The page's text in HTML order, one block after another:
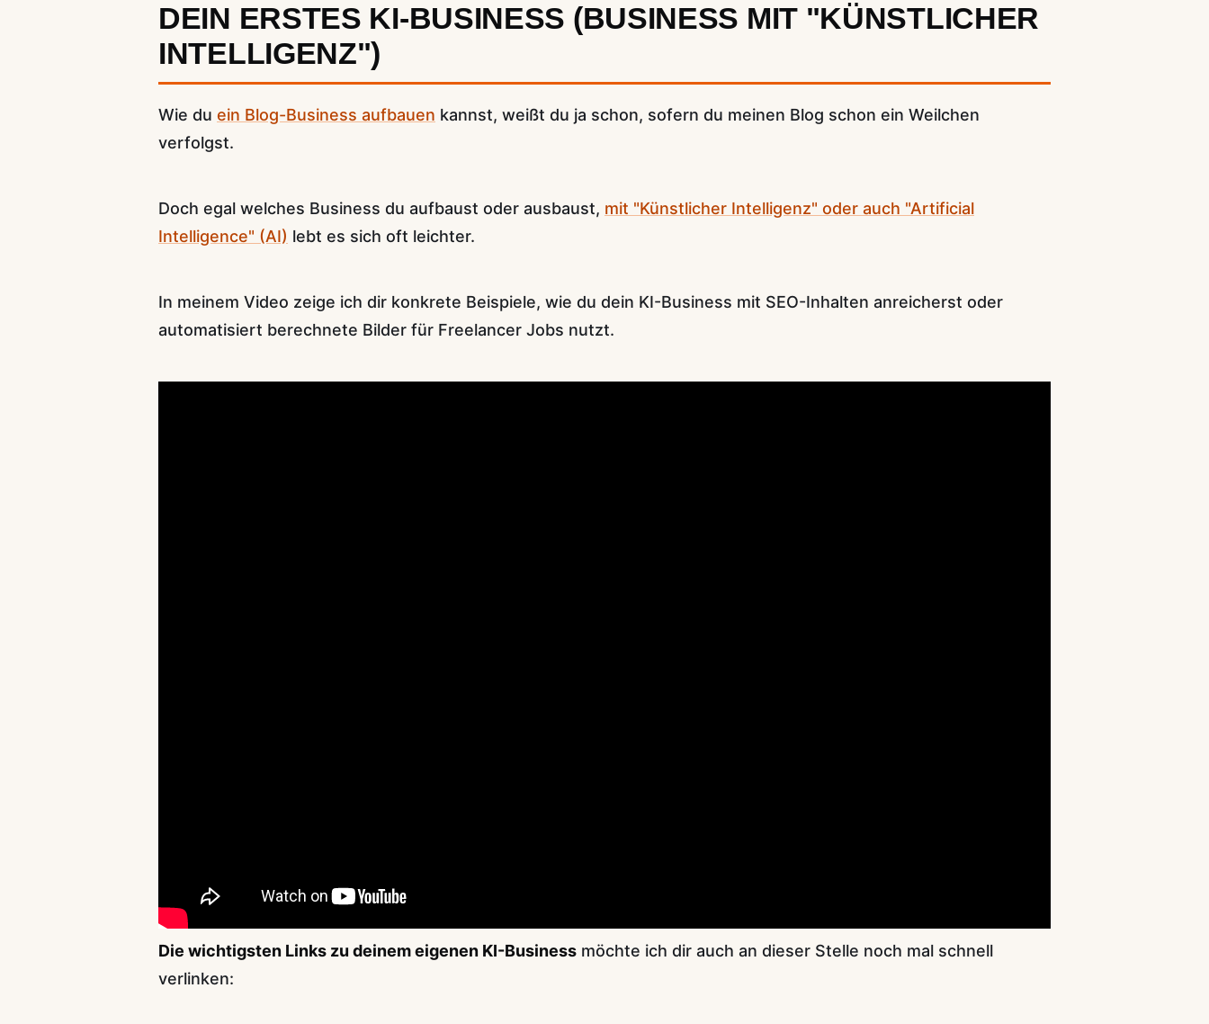
DEIN ERSTES KI-BUSINESS (BUSINESS MIT "KÜNSTLICHER
INTELLIGENZ")
Wie du ein Blog-Business aufbauen kannst, weißt du ja schon, sofern du meinen Blog schon ein Weilchen
verfolgst.
Doch egal welches Business du aufbaust oder ausbaust, mit "Künstlicher Intelligenz" oder auch "Artificial
Intelligence" (AI) lebt es sich oft leichter.
In meinem Video zeige ich dir konkrete Beispiele, wie du dein KI-Business mit SEO-Inhalten anreicherst oder
automatisiert berechnete Bilder für Freelancer Jobs nutzt.
Die wichtigsten Links zu deinem eigenen KI-Business möchte ich dir auch an dieser Stelle noch mal schnell
verlinken: